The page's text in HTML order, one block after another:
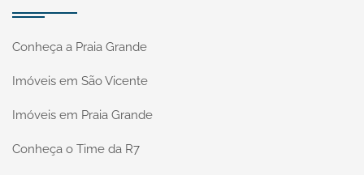
Conheça a Praia Grande
Imóveis em São Vicente
Imóveis em Praia Grande
Conheça o Time da R7